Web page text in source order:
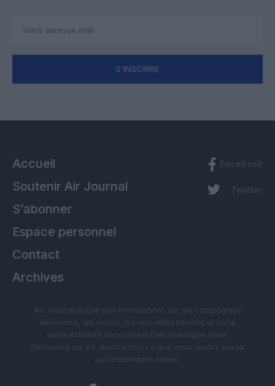
S'INSCRIRE
Accueil
Soutenir Air Journal
S’abonner
Espace personnel
Contact
Archives